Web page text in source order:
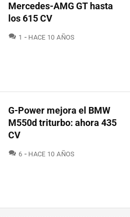
Mercedes-AMG GT hasta
los 615 CV
1 COMENTARIOS
HACE 10 AÑOS
G-Power mejora el BMW
M550d triturbo: ahora 435
CV
6 COMENTARIOS
HACE 10 AÑOS